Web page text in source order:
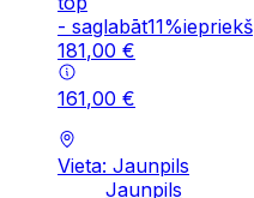
- saglabāt11%iepriekš
181,00 €
161,00 €
Vieta: Jaunpils
Jaunpils